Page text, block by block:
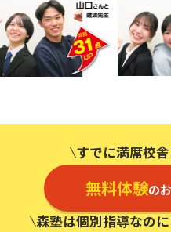
すでに満席校
無料体験の
森塾は個別指導なの